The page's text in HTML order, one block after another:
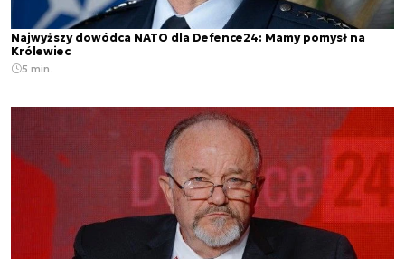
Najwyższy dowódca NATO dla Defence24: Mamy pomysł na
Królewiec
5 min.